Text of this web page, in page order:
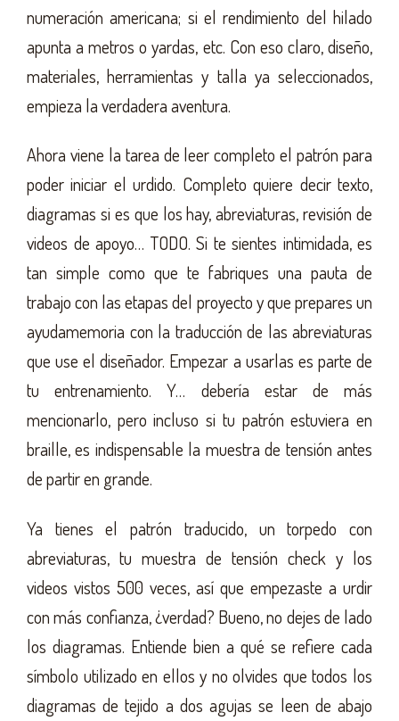
numeración americana; si el rendimiento del hilado
apunta a metros o yardas, etc. Con eso claro, diseño,
materiales, herramientas y talla ya seleccionados,
empieza la verdadera aventura.
Ahora viene la tarea de leer completo el patrón para
poder iniciar el urdido. Completo quiere decir texto,
diagramas si es que los hay, abreviaturas, revisión de
videos de apoyo… TODO. Si te sientes intimidada, es
tan simple como que te fabriques una pauta de
trabajo con las etapas del proyecto y que prepares un
ayudamemoria con la traducción de las abreviaturas
que use el diseñador. Empezar a usarlas es parte de
tu entrenamiento. Y… debería estar de más
mencionarlo, pero incluso si tu patrón estuviera en
braille, es indispensable la muestra de tensión antes
de partir en grande.
Ya tienes el patrón traducido, un torpedo con
abreviaturas, tu muestra de tensión check y los
videos vistos 500 veces, así que empezaste a urdir
con más confianza, ¿verdad? Bueno, no dejes de lado
los diagramas. Entiende bien a qué se refiere cada
símbolo utilizado en ellos y no olvides que todos los
diagramas de tejido a dos agujas se leen de abajo